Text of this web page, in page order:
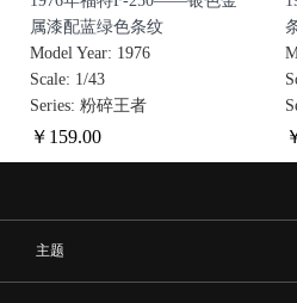
属漆配蓝绿色条纹
Model Year: 1976
Scale: 1/43
Series: 粉碎王者
￥ 159.00
主题